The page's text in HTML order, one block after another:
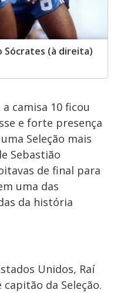
Sócrates (à direita)
camisa 10 ficou
e forte presença
Seleção mais
Sebastião
de final para
uma das
da história
Unidos, Raí
da Seleção.